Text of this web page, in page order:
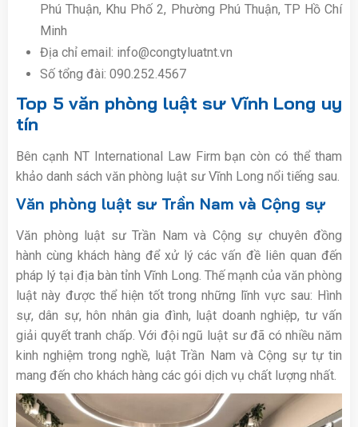
Phú Thuận, Khu Phố 2, Phường Phú Thuận, TP Hồ Chí
Minh
Địa chỉ email: info@congtyluatnt.vn
Số tổng đài: 090.252.4567
Top 5 văn phòng luật sư Vĩnh Long uy
tín
Bên cạnh NT International Law Firm bạn còn có thể tham
khảo danh sách văn phòng luật sư Vĩnh Long nổi tiếng sau.
Văn phòng luật sư Trần Nam và Cộng sự
Văn phòng luật sư Trần Nam và Cộng sự chuyên đồng
hành cùng khách hàng để xử lý các vấn đề liên quan đến
pháp lý tại địa bàn tỉnh Vĩnh Long. Thế mạnh của văn phòng
luật này được thể hiện tốt trong những lĩnh vực sau: Hình
sự, dân sự, hôn nhân gia đình, luật doanh nghiệp, tư vấn
giải quyết tranh chấp. Với đội ngũ luật sư đã có nhiều năm
kinh nghiệm trong nghề, luật Trần Nam và Cộng sự tự tin
mang đến cho khách hàng các gói dịch vụ chất lượng nhất.